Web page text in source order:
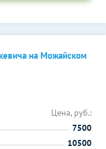
на Можайском
Цена, руб.:
7500
10500